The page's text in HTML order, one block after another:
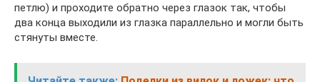
петлю) и проходите обратно через глазок так, чтобы
два конца выходили из глазка параллельно и могли быть
стянуты вместе.